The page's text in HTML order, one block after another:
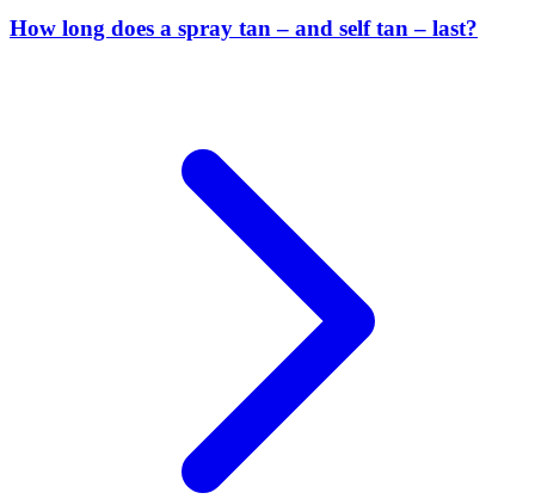
How long does a spray tan – and self tan – last?